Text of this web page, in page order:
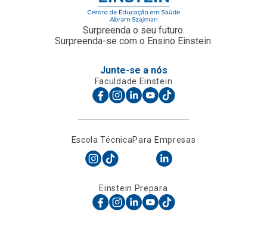
Surpreenda o seu futuro.
Surpreenda-se com o Ensino Einstein.
Junte-se a nós
Faculdade Einstein
Escola TécnicaPara Empresas
Einstein Prepara